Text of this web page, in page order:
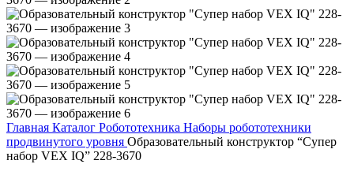
Главная Каталог Робототехника Наборы робототехники
продвинутого уровня Образовательный конструктор “Супер
набор VEX IQ” 228-3670